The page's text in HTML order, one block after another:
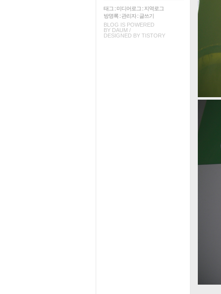
태그 : 미디어로그 : 지역로그
방명록 : 관리자: 글쓰기
BLOG IS POWERED
BY DAUM /
DESIGNED BY TISTORY